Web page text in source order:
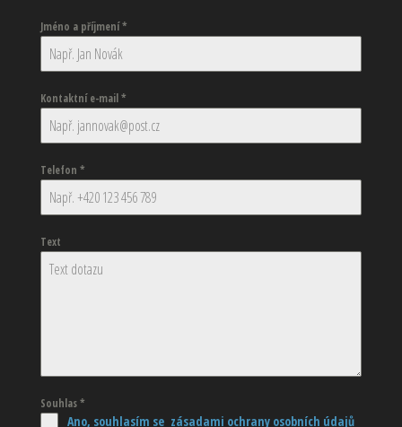
Jméno a příjmení*
Kontaktní e-mail*
Telefon *
Text
Souhlas*
Ano, souhlasím se zásadami ochrany osobních údajů